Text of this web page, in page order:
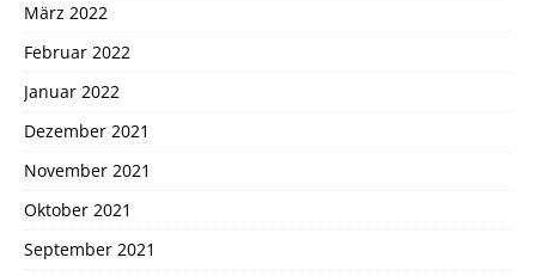
März 2022
Februar 2022
Januar 2022
Dezember 2021
November 2021
Oktober 2021
September 2021